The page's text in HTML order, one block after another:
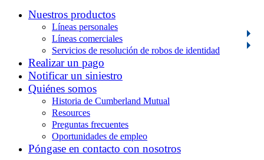
Nuestros productos
Líneas personales
Líneas comerciales
Servicios de resolución de robos de identidad
Realizar un pago
Notificar un siniestro
Quiénes somos
Historia de Cumberland Mutual
Resources
Preguntas frecuentes
Oportunidades de empleo
Póngase en contacto con nosotros